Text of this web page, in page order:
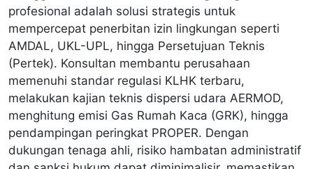
profesional adalah solusi strategis untuk
mempercepat penerbitan izin lingkungan seperti
AMDAL, UKL-UPL, hingga Persetujuan Teknis
(Pertek). Konsultan membantu perusahaan
memenuhi standar regulasi KLHK terbaru,
melakukan kajian teknis dispersi udara AERMOD,
menghitung emisi Gas Rumah Kaca (GRK), hingga
pendampingan peringkat PROPER. Dengan
dukungan tenaga ahli, risiko hambatan administratif